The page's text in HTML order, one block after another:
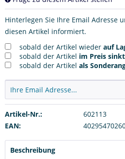
Hinterlegen Sie Ihre Email Adresse
diesen Artikel informiert.
sobald der Artikel wieder auf
sobald der Artikel im Preis sinkt
sobald der Artikel als
Artikel-Nr.:
602113
EAN:
Beschreibung